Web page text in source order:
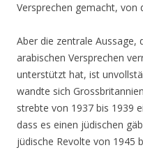
Versprechen gemacht, von
Aber die zentrale Aussage,
arabischen Versprechen
unterstützt hat, ist
wandte sich
strebte von 1937 bis 1939
dass es einen jüdischen
jüdische Revolte von 1945